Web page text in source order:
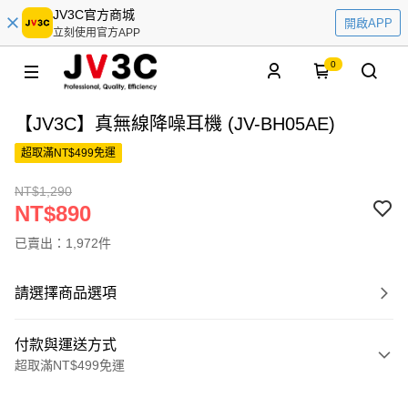
JV3C官方商城
立刻使用官方APP
開啟APP
0
【JV3C】真無線降噪耳機 (JV-BH05AE)
超取滿NT$499免運
NT$1,290
NT$890
已賣出：1,972件
請選擇商品選項
付款與運送方式
超取滿NT$499免運